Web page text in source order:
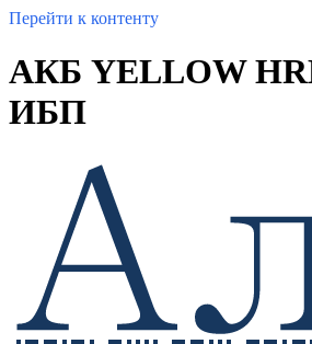
Перейти к контенту
АКБ YELLOW
ИБП